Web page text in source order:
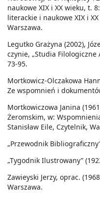
naukowe XIX i XX wieku, t.
literackie i naukowe XIX i
Warszawa.
Legutko Grażyna (2002),
czynie, „Studia Filologiczne
73-95.
Mortkowicz-Olczakowa
Ze wspomnień i
Mortkowiczowa Janina
Żeromskim, w:
Stanisław Eile, Czytelnik,
„Przewodnik
„Tygodnik Ilustrowany”
Zawieyski Jerzy, oprac.
Warszawa.